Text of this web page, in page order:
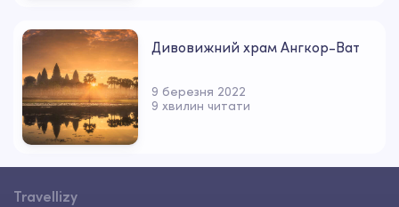
Дивовижний храм Ангкор-Ват
9 березня 2022
9 хвилин читати
Travellizy